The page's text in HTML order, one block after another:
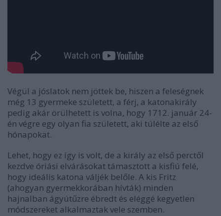
Végül a jóslatok nem jöttek be, hiszen a feleségnek
még 13 gyermeke született, a férj, a katonakirály
pedig akár örülhetett is volna, hogy 1712. január 24-
én végre egy olyan fia született, aki túlélte az első
hónapokat.
Lehet, hogy ez így is volt, de a király az első perctől
kezdve óriási elvárásokat támasztott a kisfiú felé,
hogy ideális katona váljék belőle. A kis Fritz
(ahogyan gyermekkorában hívták) minden
hajnalban ágyútűzre ébredt és eléggé kegyetlen
módszereket alkalmaztak vele szemben.